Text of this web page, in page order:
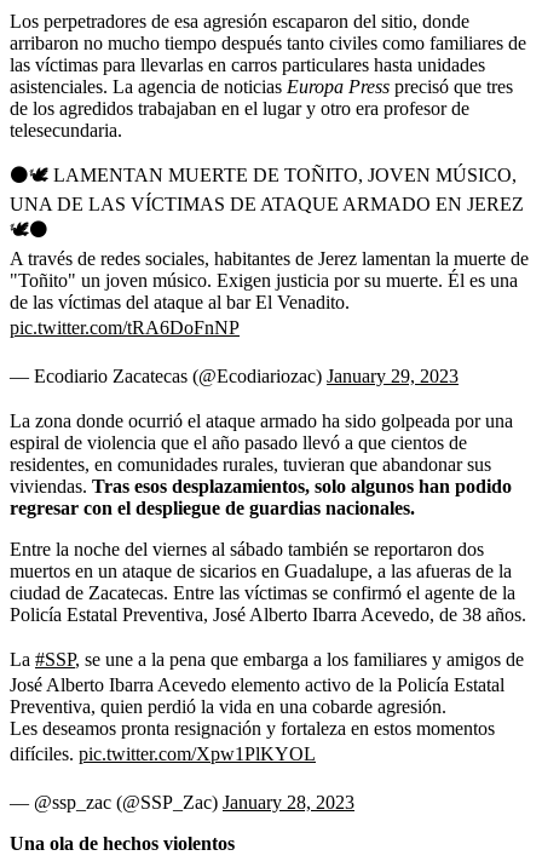
Los perpetradores de esa agresión escaparon del sitio, donde
arribaron no mucho tiempo después tanto civiles como familiares de
las víctimas para llevarlas en carros particulares hasta unidades
asistenciales. La agencia de noticias Europa Press precisó que tres
de los agredidos trabajaban en el lugar y otro era profesor de
telesecundaria.
⚫️🕊 LAMENTAN MUERTE DE TOÑITO, JOVEN MÚSICO,
UNA DE LAS VÍCTIMAS DE ATAQUE ARMADO EN JEREZ
🕊⚫️
A través de redes sociales, habitantes de Jerez lamentan la muerte de
"Toñito" un joven músico. Exigen justicia por su muerte. Él es una
de las víctimas del ataque al bar El Venadito.
pic.twitter.com/tRA6DoFnNP
— Ecodiario Zacatecas (@Ecodiariozac) January 29, 2023
La zona donde ocurrió el ataque armado ha sido golpeada por una
espiral de violencia que el año pasado llevó a que cientos de
residentes, en comunidades rurales, tuvieran que abandonar sus
viviendas. Tras esos desplazamientos, solo algunos han podido
regresar con el despliegue de guardias nacionales.
Entre la noche del viernes al sábado también se reportaron dos
muertos en un ataque de sicarios en Guadalupe, a las afueras de la
ciudad de Zacatecas. Entre las víctimas se confirmó el agente de la
Policía Estatal Preventiva, José Alberto Ibarra Acevedo, de 38 años.
La #SSP, se une a la pena que embarga a los familiares y amigos de
José Alberto Ibarra Acevedo elemento activo de la Policía Estatal
Preventiva, quien perdió la vida en una cobarde agresión.
Les deseamos pronta resignación y fortaleza en estos momentos
difíciles. pic.twitter.com/Xpw1PlKYOL
— @ssp_zac (@SSP_Zac) January 28, 2023
Una ola de hechos violentos